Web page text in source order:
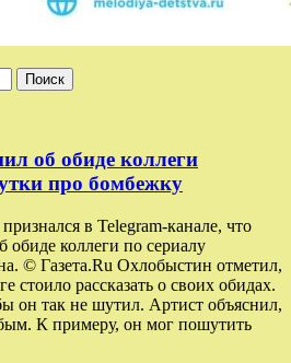
об обиде коллеги
про бомбежку
в Telegram-канале, что
обиде коллеги по сериалу
© Газета.Ru Охлобыстин отметил,
стоило рассказать о своих обидах.
он так не шутил. Артист объяснил,
К примеру, он мог пошутить